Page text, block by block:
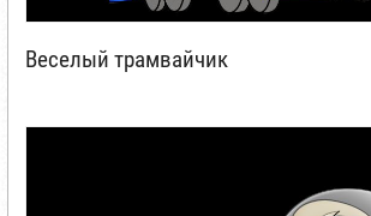
Веселый трамвайчик